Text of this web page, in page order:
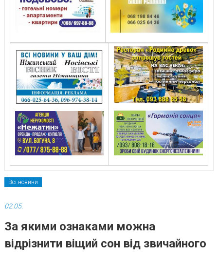
Всі новини
02.05.
За якими ознаками можна
відрізнити віщий сон від звичайного